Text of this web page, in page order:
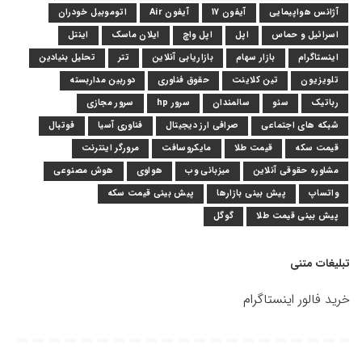
آژانس هواپیمایی
آیفون 17 آیفون Air
اتوموبیل خودران
اسرائیل و حماس
اپل اپل واچ ایلان ماسک
اینتل
اینستاگرام
بازار سهام بازاریابی آنلاین تتر
تحلیل بنیادین
تلویزیون
تین کلاینت حقوق فناوری
دوربین مداربسته
رباتیک
سئو سالمندان سرور hp
سرور مجازی
شبکه های اجتماعی
صرافی ارز دیجیتال فناوری آسیا
فوتبال
قیمت سکه
قیمت طلا مایکروسافت
مرورگر اینترنت
مشاوره حقوقی آنلاین
میزبانی وب هواوی
هوش مصنوعی
واتساپ
پیش بینی بازارها
پیش بینی قیمت سکه
پیش بینی قیمت طلا
گوگل
تبلیغات متنی
خرید فالور اینستاگرام